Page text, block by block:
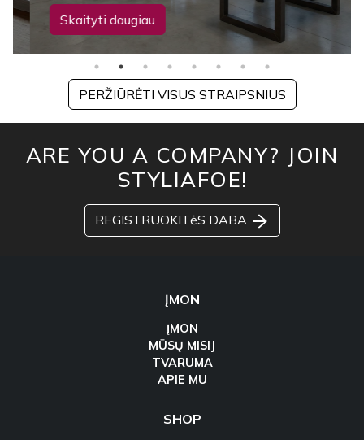
Skaityti daugiau
PERŽIŪRĖTI VISUS STRAIPSNIUS
ARE YOU A COMPANY? JOIN
STYLIAFOE!
REGISTRUOKITėS DABA
ĮMON
ĮMON
MŪSŲ MISIJ
TVARUMA
APIE MU
SHOP